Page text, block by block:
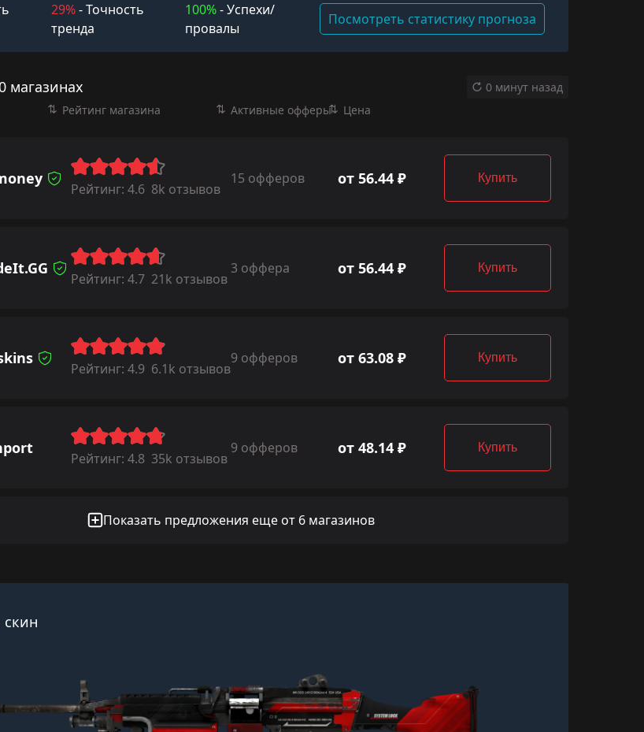
29%- Точность
тренда
100%- Успехи/
провалы
Посмотреть статистику прогноза
магазинах
0 минут назад
Рейтинг магазина Активные офферы Цена
Рейтинг: 4.6 8k отзывов
15 офферов от 56.44 ₽ Купить
Рейтинг: 4.7 21k отзывов
3 оффера от 56.44 ₽ Купить
Рейтинг: 4.9 6.1k отзывов
9 офферов от 63.08 ₽ Купить
Рейтинг: 4.8 35k отзывов
9 офферов от 48.14 ₽ Купить
Показать предложения еще от 6 магазинов
скин